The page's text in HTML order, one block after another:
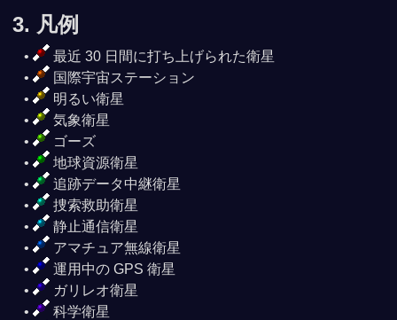
3. 凡例
最近 30 日間に打ち上げられた衛星
国際宇宙ステーション
明るい衛星
気象衛星
ゴーズ
地球資源衛星
追跡データ中継衛星
捜索救助衛星
静止通信衛星
アマチュア無線衛星
運用中の GPS 衛星
ガリレオ衛星
科学衛星